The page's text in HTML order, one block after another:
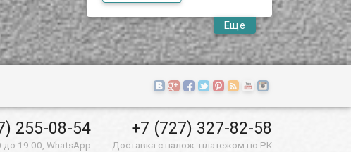
Еще
255-08-54
до 19:00, WhatsApp
+7 (727) 327-82-58
Доставка с налож. платежом по РК